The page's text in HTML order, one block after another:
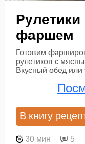
Рулетики
фаршем
Готовим
рулетиков с
Вкусный обед или
В книгу
30 мин 5